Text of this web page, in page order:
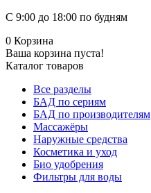
С 9:00 до 18:00 по будням
0 Корзина
Ваша корзина пуста!
Каталог товаров
Все разделы
БАД по сериям
БАД по производителям
Массажёры
Наружные средства
Косметика и уход
Био удобрения
Фильтры для воды